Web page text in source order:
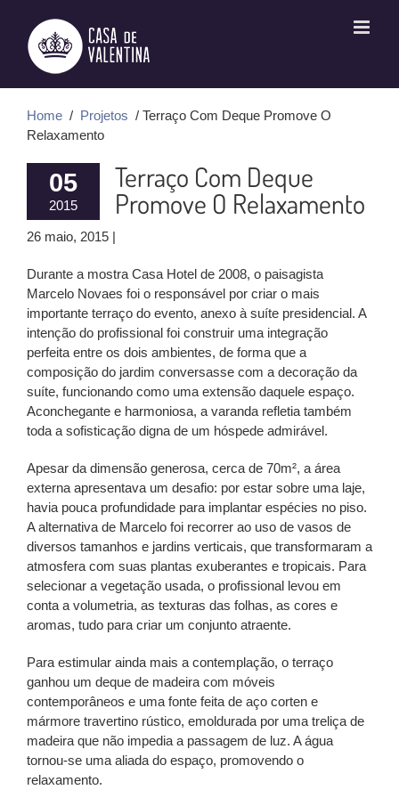
conteúdo
Home / Projetos / Terraço Com Deque Promove O
Relaxamento
05
2015
Terraço Com Deque
Promove O Relaxamento
26 maio, 2015 |
Durante a mostra Casa Hotel de 2008, o paisagista
Marcelo Novaes foi o responsável por criar o mais
importante terraço do evento, anexo à suíte presidencial. A
intenção do profissional foi construir uma integração
perfeita entre os dois ambientes, de forma que a
composição do jardim conversasse com a decoração da
suíte, funcionando como uma extensão daquele espaço.
Aconchegante e harmoniosa, a varanda refletia também
toda a sofisticação digna de um hóspede admirável.
Apesar da dimensão generosa, cerca de 70m², a área
externa apresentava um desafio: por estar sobre uma laje,
havia pouca profundidade para implantar espécies no piso.
A alternativa de Marcelo foi recorrer ao uso de vasos de
diversos tamanhos e jardins verticais, que transformaram a
atmosfera com suas plantas exuberantes e tropicais. Para
selecionar a vegetação usada, o profissional levou em
conta a volumetria, as texturas das folhas, as cores e
aromas, tudo para criar um conjunto atraente.
Para estimular ainda mais a contemplação, o terraço
ganhou um deque de madeira com móveis
contemporâneos e uma fonte feita de aço corten e
mármore travertino rústico, emoldurada por uma treliça de
madeira que não impedia a passagem de luz. A água
tornou-se uma aliada do espaço, promovendo o
relaxamento.